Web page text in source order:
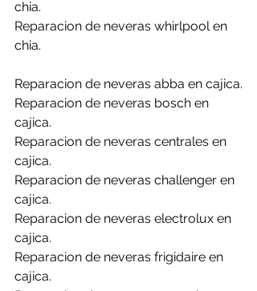
chia.
Reparacion de neveras whirlpool en
chia.
Reparacion de neveras abba en cajica.
Reparacion de neveras bosch en
cajica.
Reparacion de neveras centrales en
cajica.
Reparacion de neveras challenger en
cajica.
Reparacion de neveras electrolux en
cajica.
Reparacion de neveras frigidaire en
cajica.